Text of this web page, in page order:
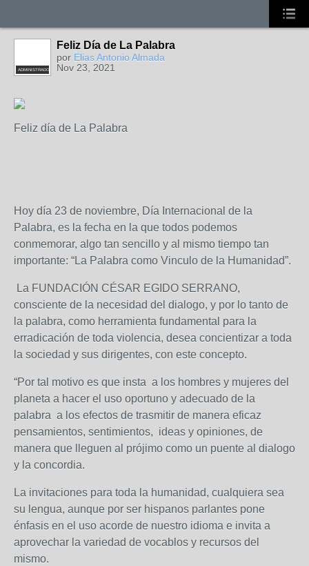
ADMINISTRADOR
Feliz Día de La Palabra
por Elias Antonio Almada
Nov 23, 2021
Feliz día de La Palabra
Hoy día 23 de noviembre, Día Internacional de la
Palabra, es la fecha en la que todos podemos
conmemorar, algo tan sencillo y al mismo tiempo tan
importante: “La Palabra como Vinculo de la Humanidad”.
La FUNDACIÓN CÉSAR EGIDO SERRANO,
consciente de la necesidad del dialogo, y por lo tanto de
la palabra, como herramienta fundamental para la
erradicación de toda violencia, desea concientizar a toda
la sociedad y sus dirigentes, con este concepto.
“Por tal motivo es que insta a los hombres y mujeres del
planeta a hacer el uso oportuno y adecuado de la
palabra a los efectos de trasmitir de manera eficaz
pensamientos, sentimientos, ideas y opiniones, de
manera que lleguen al prójimo como un puente al dialogo
y la concordia.
La invitaciones para toda la humanidad, cualquiera sea
su lengua, aunque por ser hispanos parlantes pone
énfasis en el uso acorde de nuestro idioma e invita a
aprovechar la variedad de vocablos y recursos del
mismo.